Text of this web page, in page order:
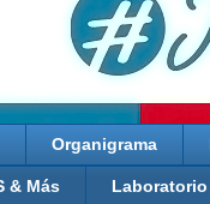
Organigrama
& Más Laboratorio